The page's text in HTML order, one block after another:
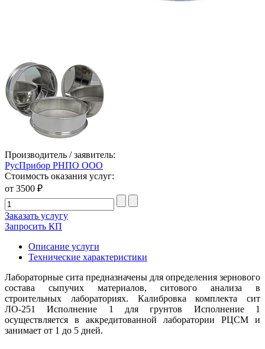
Производитель / заявитель:
РусПрибор РНПО ООО
Стоимость оказания услуг:
от 3500 ₽
Заказать услугу
Запросить КП
Описание услуги
Технические характеристики
Лабораторные сита предназначены для определения зернового
состава сыпучих материалов, ситового анализа в
строительных лабораториях. Калибровка комплекта сит
ЛО-251 Исполнение 1 для грунтов Исполнение 1
осуществляется в аккредитованной лаборатории РЦСМ и
занимает от 1 до 5 дней.